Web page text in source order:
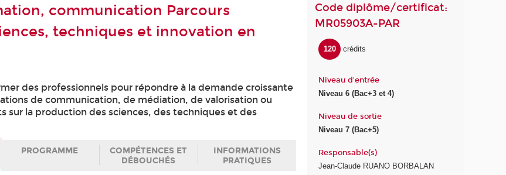
communication Parcours
techniques et innovation en
des professionnels pour répondre à la demande croissante
de communication, de médiation, de valorisation ou
sur la production des sciences, des techniques et des
PROGRAMME
COMPÉTENCES ET
DÉBOUCHÉS
INFORMATIONS
PRATIQUES
Code diplôme/certificat:
MR05903A-PAR
120 crédits
Niveau d'entrée
Niveau 6 (Bac+3 et 4)
Niveau de sortie
Niveau 7 (Bac+5)
Responsable(s)
Jean-Claude RUANO BORBALAN